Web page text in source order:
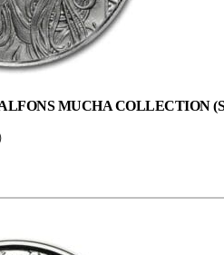
MUCHA COLLECTION